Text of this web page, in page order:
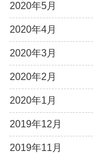
2020年5月
2020年4月
2020年3月
2020年2月
2020年1月
2019年12月
2019年11月